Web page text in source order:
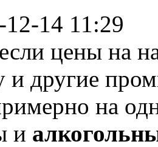
14 11:29
цены на
и другие
на
и